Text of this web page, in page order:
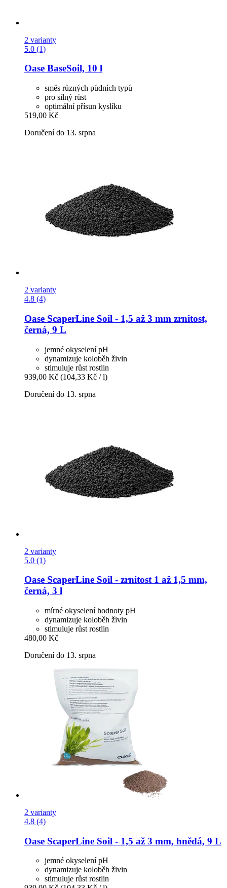
2 varianty
5.0 (1)
Oase BaseSoil, 10 l
směs různých půdních typů
pro silný růst
optimální přísun kyslíku
519,00 Kč
Doručení do 13. srpna
2 varianty
4.8 (4)
Oase ScaperLine Soil -​ 1,5 až 3 mm zrnitost,
černá, 9 L
jemné okyselení pH
dynamizuje koloběh živin
stimuluje růst rostlin
939,00 Kč (104,33 Kč / l)
Doručení do 13. srpna
2 varianty
5.0 (1)
Oase ScaperLine Soil -​ zrnitost 1 až 1,5 mm,
černá, 3 l
mírné okyselení hodnoty pH
dynamizuje koloběh živin
stimuluje růst rostlin
480,00 Kč
Doručení do 13. srpna
2 varianty
4.8 (4)
Oase ScaperLine Soil -​ 1,5 až 3 mm, hnědá, 9 L
jemné okyselení pH
dynamizuje koloběh živin
stimuluje růst rostlin